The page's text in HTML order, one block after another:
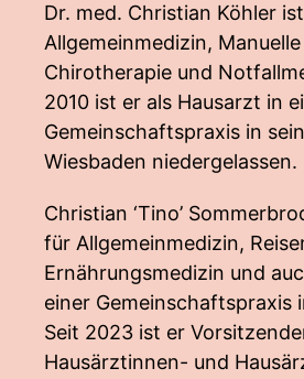
Dr. med. Christian Köhler
Allgemeinmedizin,
Chirotherapie und
2010 ist er als Hausarzt in
Gemeinschaftspraxis in
Wiesbaden niedergelassen.
Christian ‘Tino’
für Allgemeinmedizin,
Ernährungsmedizin und
einer Gemeinschaftspraxis
Seit 2023 ist er
Hausärztinnen- und